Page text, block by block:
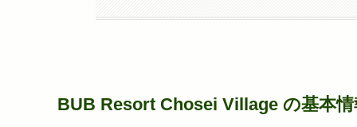
BUB Resort Chosei Village の基本情